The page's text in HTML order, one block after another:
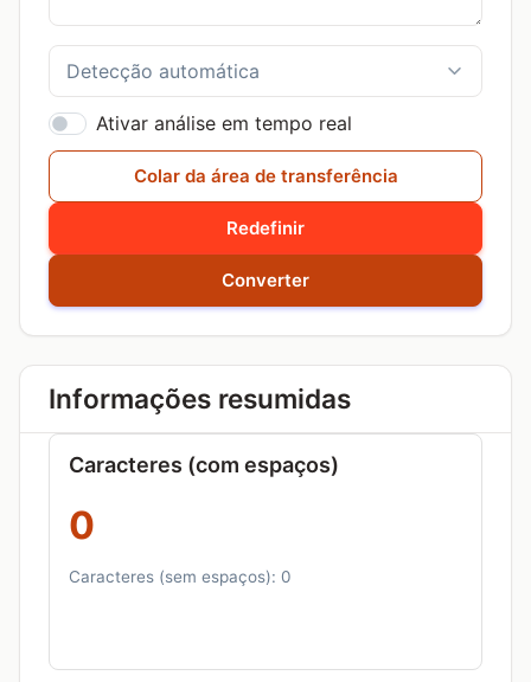
Ativar análise em tempo real
Colar da área de transferência
Redefinir
Converter
Informações resumidas
Caracteres (com espaços)
0
Caracteres (sem espaços): 0